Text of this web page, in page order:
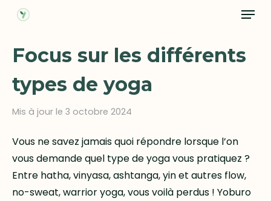
Skip
content
Menu
Focus sur les différents
types de yoga
Mis à jour le 3 octobre 2024
Vous ne savez jamais quoi répondre lorsque l’on
vous demande quel type de yoga vous pratiquez ?
Entre hatha, vinyasa, ashtanga, yin et autres flow,
no-sweat, warrior yoga, vous voilà perdus ! Yoburo